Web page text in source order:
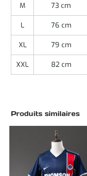
M 73 cm
L 76 cm
XL 79 cm
XXL 82 cm
Produits similaires